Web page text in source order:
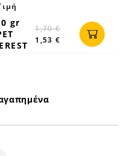
gr
1,70 €
1,53 €